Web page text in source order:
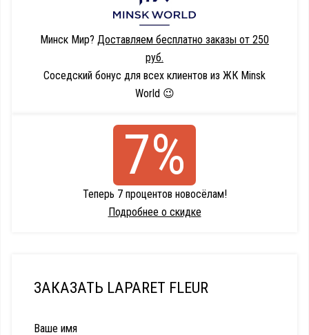
Минск Мир? Доставляем бесплатно заказы от 250
руб.
Соседский бонус для всех клиентов из ЖК Minsk
World 😉
7%
Теперь 7 процентов новосёлам!
Подробнее о скидке
ЗАКАЗАТЬ LAPARET FLEUR
Ваше имя